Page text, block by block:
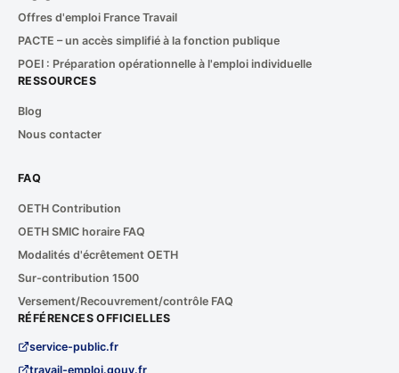
Offres d'emploi France Travail
PACTE – un accès simplifié à la fonction publique
POEI : Préparation opérationnelle à l'emploi individuelle
RESSOURCES
Blog
Nous contacter
FAQ
OETH Contribution
OETH SMIC horaire FAQ
Modalités d'écrêtement OETH
Sur-contribution 1500
Versement/Recouvrement/contrôle FAQ
RÉFÉRENCES OFFICIELLES
service-public.fr
travail-emploi.gouv.fr